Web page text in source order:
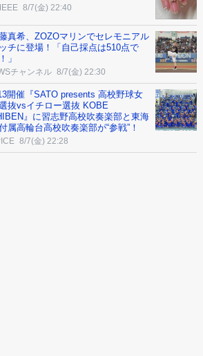
8/7(金) 22:40
真希、ZOZOマリンでセレモニアル
チに登場！「自己採点は510点で
」
チャンネル 8/7(金) 22:30
開催『SATO presents 高校野球女
抜vsイチロー選抜 KOBE
』に習志野高校吹奏楽部と東海
属高輪台高校吹奏楽部が“参戦”！
8/7(金) 22:28